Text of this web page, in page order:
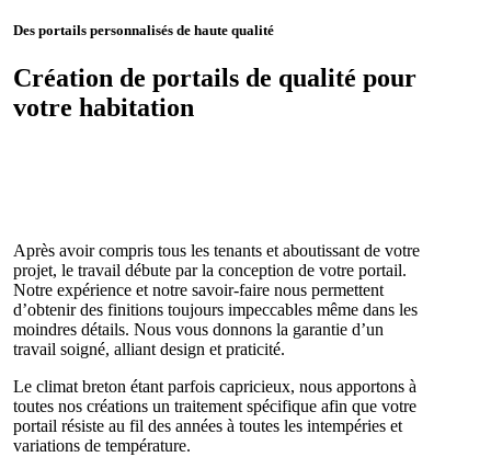
Des portails personnalisés de haute qualité
Création de portails de qualité pour
votre habitation
Après avoir compris tous les tenants et aboutissant de votre
projet, le travail débute par la conception de votre portail.
Notre expérience et notre savoir-faire nous permettent
d’obtenir des finitions toujours impeccables même dans les
moindres détails. Nous vous donnons la garantie d’un
travail soigné, alliant design et praticité.
Le climat breton étant parfois capricieux, nous apportons à
toutes nos créations un traitement spécifique afin que votre
portail résiste au fil des années à toutes les intempéries et
variations de température.